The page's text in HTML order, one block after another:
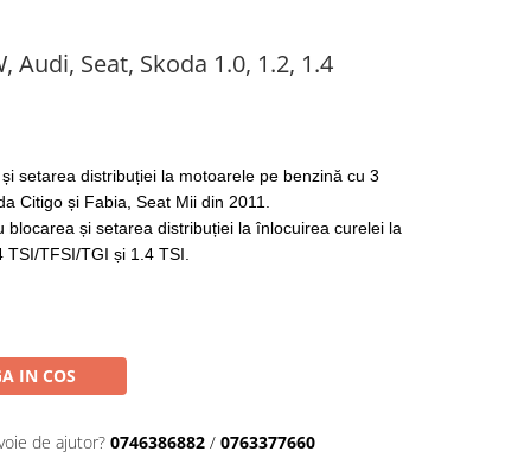
Seat, Skoda 1.0, 1.2, 1.4
setarea distribuției la motoarele pe benzină cu 3
Citigo și Fabia, Seat Mii din 2011.
blocarea și setarea distribuției la înlocuirea curelei la
TFSI/TGI și 1.4 TSI.
IN COS
de ajutor? 0746386882 / 0763377660